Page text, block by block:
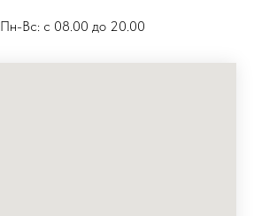
Пн-Вс: с 08.00 до 20.00